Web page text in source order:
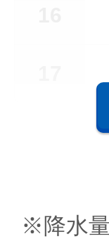
※降水